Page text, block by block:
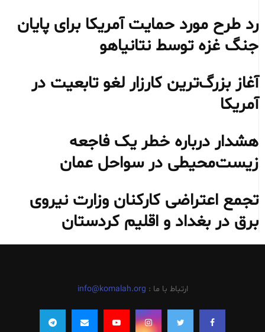
رد طرح مورد حمایت آمریکا برای پایان
جنگ غزه توسط نتانیاهو
آغاز بزرگ‌ترین کارزار لغو تابعیت در
آمریکا
هشدار درباره خطر یک فاجعه
زیست‌محیطی در سواحل عمان
تجمع اعتراضی کارکنان وزارت نیروی
برق در بغداد و اقلیم کردستان
ارتباط با ما : info@komalah.org